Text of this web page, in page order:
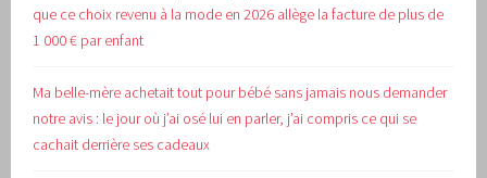
que ce choix revenu à la mode en 2026 allège la facture de plus de
1 000 € par enfant
Ma belle-mère achetait tout pour bébé sans jamais nous demander
notre avis : le jour où j’ai osé lui en parler, j’ai compris ce qui se
cachait derrière ses cadeaux